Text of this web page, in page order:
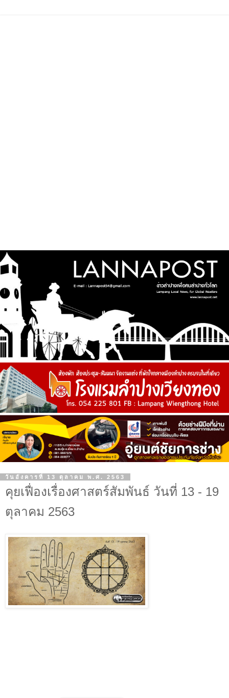
วันอังคารที่ 13 ตุลาคม พ.ศ. 2563
คุยเฟื่องเรื่องศาสตร์สัมพันธ์ วันที่ 13 - 19
ตุลาคม 2563